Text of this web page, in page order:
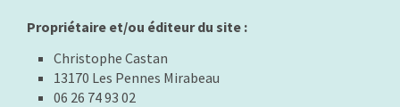
Propriétaire et/ou éditeur du site :
Christophe Castan
13170 Les Pennes Mirabeau
06 26 74 93 02